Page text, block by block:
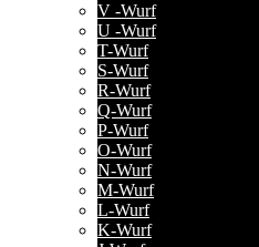
V -Wurf
U -Wurf
T-Wurf
S-Wurf
R-Wurf
Q-Wurf
P-Wurf
O-Wurf
N-Wurf
M-Wurf
L-Wurf
K-Wurf